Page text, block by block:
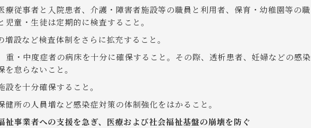
従事者と入院患者、介護・障害者施設等の職員と利用者、保育・幼稚園等の職
童・生徒は定期的に検査すること。
設など検査体制をさらに拡充すること。
・中度症者の病床を十分に確保すること。その際、透析患者、妊婦などの感染
怠らないこと。
を十分確保すること。
所の人員増など感染症対策の体制強化をはかること。
祉事業者への支援を急ぎ、医療および社会福祉基盤の崩壊を防ぐ